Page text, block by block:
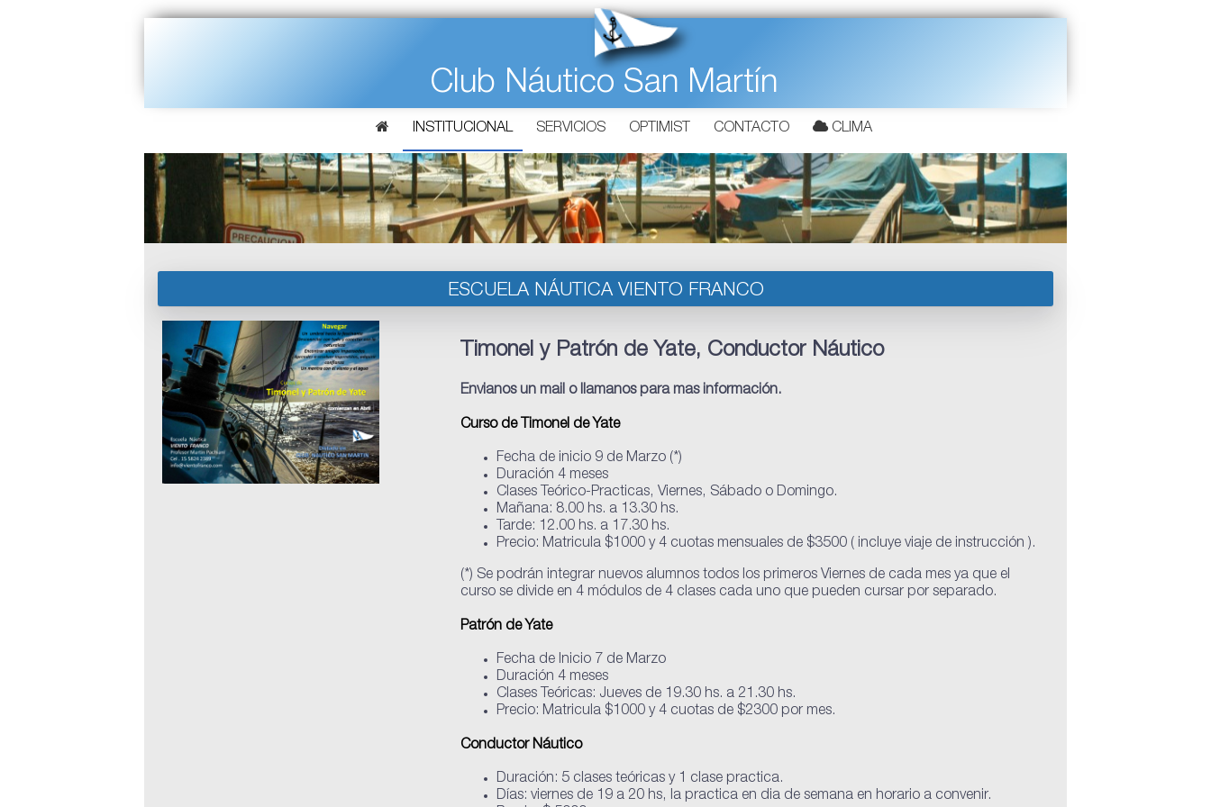
Club Náutico San Martín
INSTITUCIONAL SERVICIOS OPTIMIST CONTACTO CLIMA
ESCUELA NÁUTICA VIENTO FRANCO
Timonel y Patrón de Yate, Conductor Náutico
Envianos un mail o llamanos para mas información.
Curso de Timonel de Yate
Fecha de inicio 9 de Marzo (*)
Duración 4 meses
Clases Teórico-Practicas, Viernes, Sábado o Domingo.
Mañana: 8.00 hs. a 13.30 hs.
Tarde: 12.00 hs. a 17.30 hs.
Precio: Matricula $1000 y 4 cuotas mensuales de $3500 ( incluye viaje de instrucción ).
(*) Se podrán integrar nuevos alumnos todos los primeros Viernes de cada mes ya que el
curso se divide en 4 módulos de 4 clases cada uno que pueden cursar por separado.
Patrón de Yate
Fecha de Inicio 7 de Marzo
Duración 4 meses
Clases Teóricas: Jueves de 19.30 hs. a 21.30 hs.
Precio: Matricula $1000 y 4 cuotas de $2300 por mes.
Conductor Náutico
Duración: 5 clases teóricas y 1 clase practica.
Días: viernes de 19 a 20 hs, la practica en dia de semana en horario a convenir.